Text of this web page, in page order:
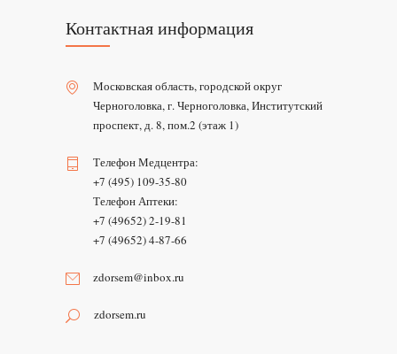
Контактная информация
Московская область, городской округ
Черноголовка, г. Черноголовка, Институтский
проспект, д. 8, пом.2 (этаж 1)
Телефон Медцентра:
+7 (495) 109-35-80
Телефон Аптеки:
+7 (49652) 2-19-81
+7 (49652) 4-87-66
zdorsem@inbox.ru
zdorsem.ru